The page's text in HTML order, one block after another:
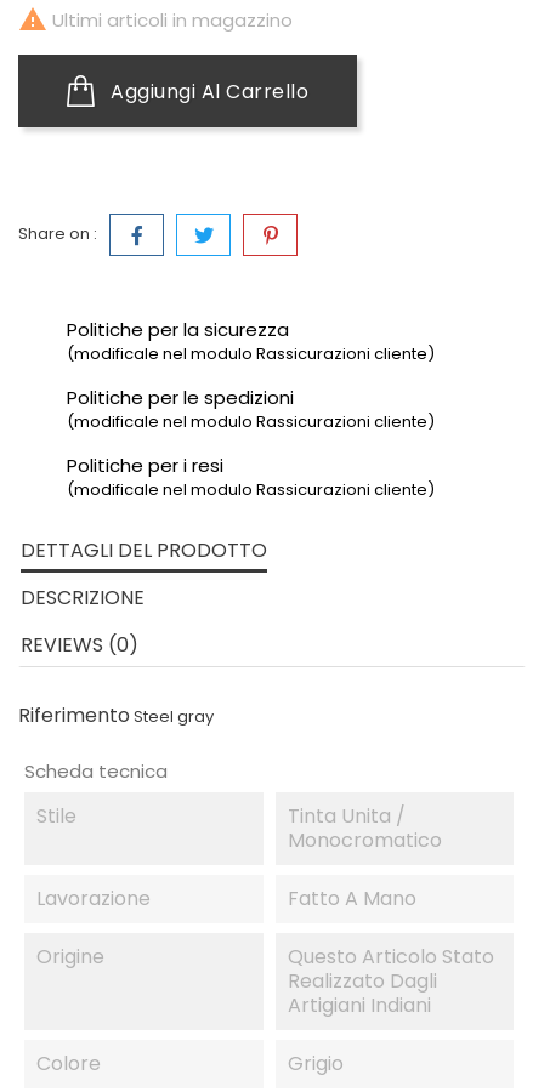
 Ultimi articoli in magazzino
Aggiungi Al Carrello
Share on :
Politiche per la sicurezza
(modificale nel modulo Rassicurazioni cliente)
Politiche per le spedizioni
(modificale nel modulo Rassicurazioni cliente)
Politiche per i resi
(modificale nel modulo Rassicurazioni cliente)
DETTAGLI DEL PRODOTTO
DESCRIZIONE
REVIEWS (0)
Riferimento Steel gray
Scheda tecnica
Stile
Tinta Unita /
Monocromatico
Lavorazione Fatto A Mano
Origine
Questo Articolo Stato
Realizzato Dagli
Artigiani Indiani
Colore Grigio